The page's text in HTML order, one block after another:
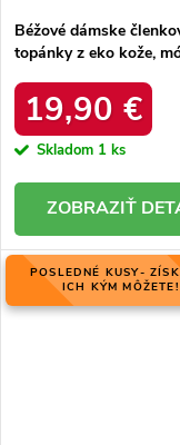
Béžové dámske
topánky z eko kože,
32BE
19,90 €
Skladom 1 ks
POSLEDNÉ KUSY-
ICH KÝM MÔŽETE!